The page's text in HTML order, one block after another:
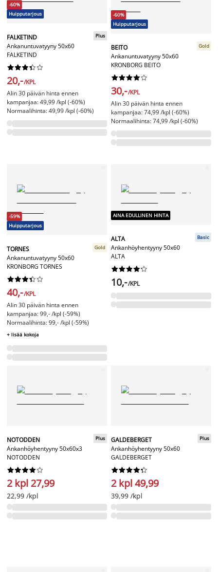
-60%
Huipputarjous
FALKETIND
Ankanuntuvatyyny 50x60
FALKETIND
Plus






20,-/KPL
Alin 30 päivän hinta ennen
kampanjaa: 49,99 /kpl (-60%)
Normaalihinta: 49,99 /kpl (-60%)
-60%
Huipputarjous
BEITO
Ankanuntuvatyyny 50x60
KRONBORG BEITO
Gold






30,-/KPL
Alin 30 päivän hinta ennen
kampanjaa: 74,99 /kpl (-60%)
Normaalihinta: 74,99 /kpl (-60%)
-59%
Huipputarjous
TORNES
Ankanuntuvatyyny 50x60
KRONBORG TORNES
Gold






40,-/KPL
Alin 30 päivän hinta ennen
kampanjaa: 99,- /kpl (-59%)
Normaalihinta: 99,- /kpl (-59%)
+ lisää kokoja
AINA EDULLINEN HINTA
ALTA
Ankanhöyhentyyny 50x60
ALTA
Basic






10,-/KPL
NOTODDEN
Ankanhöyhentyyny 50x60x3
NOTODDEN
Plus






2 kpl 27,99
22,99 /kpl
GALDEBERGET
Ankanhöyhentyyny 50x60
GALDEBERGET
Plus






2 kpl 49,99
39,99 /kpl